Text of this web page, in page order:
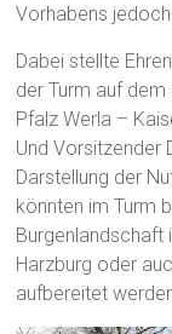
Vorhabens
Dabei stellte
der Turm auf
Pfalz Werla –
Und Vorsitzender
Darstellung der
könnten im Turm
Burgenlandschaft
Harzburg oder
aufbereitet